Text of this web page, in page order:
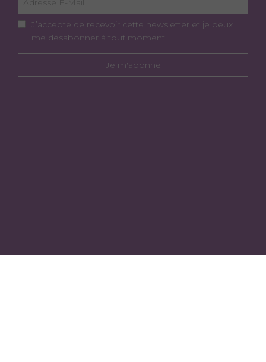
J’accepte de recevoir cette newsletter et je peux
me désabonner à tout moment.
Je m'abonne